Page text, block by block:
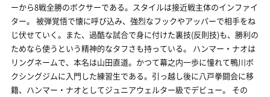
ーから8戦全勝のボクサーである。スタイルは接近戦主体のインファイ
ター。 被弾覚悟で懐に呼び込み、強烈なフックやアッパーで相手をね
じ伏せていく。また、過酷な試合で身に付けた裏技(反則技)も、勝利の
ためなら使うという精神的なタフさも持っている。 ハンマー・ナオは
リングネームで、本名は山田直道。かつて幕之内一歩に憧れて鴨川ボ
クシングジムに入門した練習生である。引っ越し後に八戸拳闘会に移
籍、ハンマー・ナオとしてジュニアウェルター級でデビュー。 その